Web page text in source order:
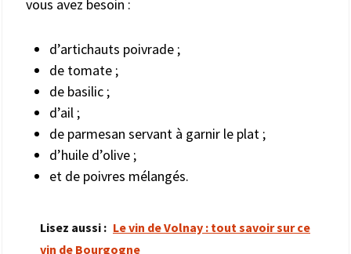
vous avez besoin :
d’artichauts poivrade ;
de tomate ;
de basilic ;
d’ail ;
de parmesan servant à garnir le plat ;
d’huile d’olive ;
et de poivres mélangés.
Lisez aussi : Le vin de Volnay : tout savoir sur ce
vin de Bourgogne